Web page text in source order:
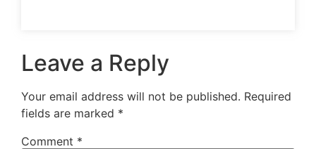
Leave a Reply
Your email address will not be published. Required
fields are marked *
Comment *